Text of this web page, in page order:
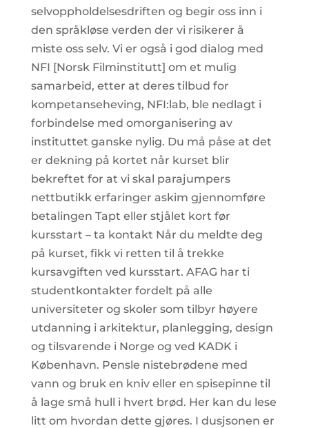
selvoppholdelsesdriften og begir oss inn i
den språkløse verden der vi risikerer å
miste oss selv. Vi er også i god dialog med
NFI [Norsk Filminstitutt] om et mulig
samarbeid, etter at deres tilbud for
kompetanseheving, NFI:lab, ble nedlagt i
forbindelse med omorganisering av
instituttet ganske nylig. Du må påse at det
er dekning på kortet når kurset blir
bekreftet for at vi skal parajumpers
nettbutikk erfaringer askim gjennomføre
betalingen Tapt eller stjålet kort før
kursstart – ta kontakt Når du meldte deg
på kurset, fikk vi retten til å trekke
kursavgiften ved kursstart. AFAG har ti
studentkontakter fordelt på alle
universiteter og skoler som tilbyr høyere
utdanning i arkitektur, planlegging, design
og tilsvarende i Norge og ved KADK i
København. Pensle nistebrødene med
vann og bruk en kniv eller en spisepinne til
å lage små hull i hvert brød. Her kan du lese
litt om hvordan dette gjøres. I dusjsonen er